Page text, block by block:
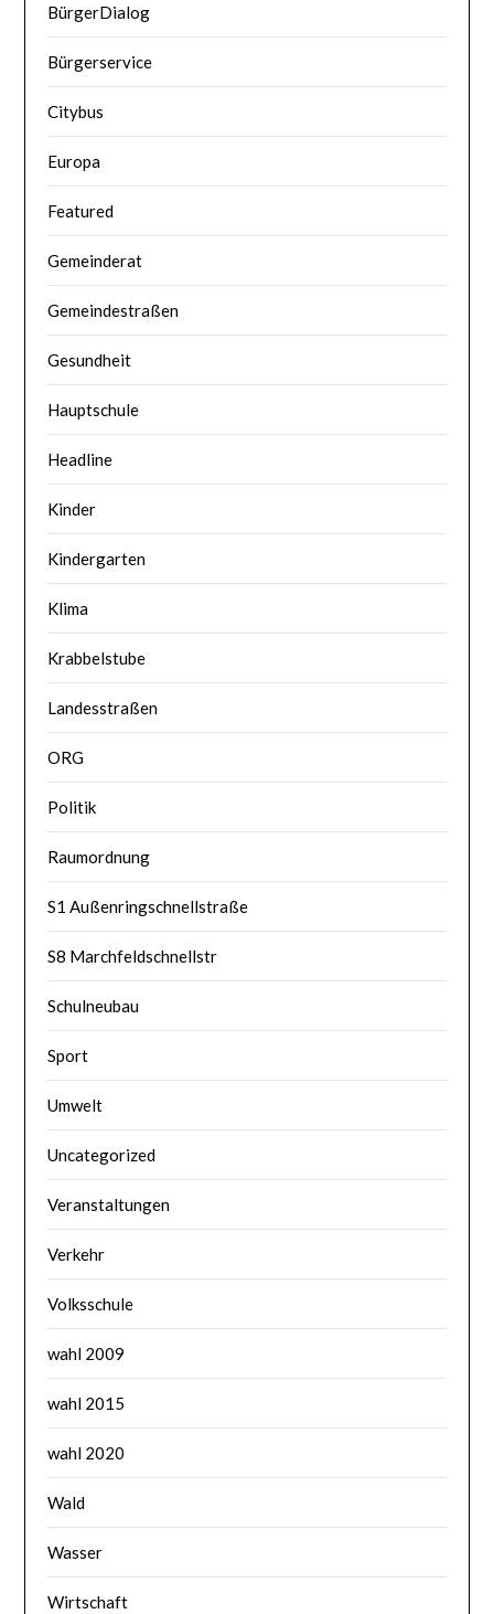
BürgerDialog
Bürgerservice
Citybus
Europa
Featured
Gemeinderat
Gemeindestraßen
Gesundheit
Hauptschule
Headline
Kinder
Kindergarten
Klima
Krabbelstube
Landesstraßen
ORG
Politik
Raumordnung
S1 Außenringschnellstraße
S8 Marchfeldschnellstr
Schulneubau
Sport
Umwelt
Uncategorized
Veranstaltungen
Verkehr
Volksschule
wahl 2009
wahl 2015
wahl 2020
Wald
Wasser
Wirtschaft